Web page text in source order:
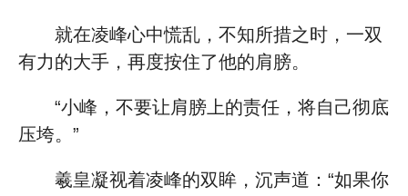
就在凌峰心中慌乱，不知所措之时，一双
有力的大手，再度按住了他的肩膀。
“小峰，不要让肩膀上的责任，将自己彻底
压垮。”
羲皇凝视着凌峰的双眸，沉声道：“如果你